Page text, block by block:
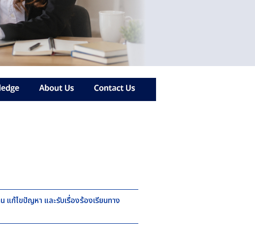
แก้ไขปัญหา และรับเรื่องร้องเรียนทาง